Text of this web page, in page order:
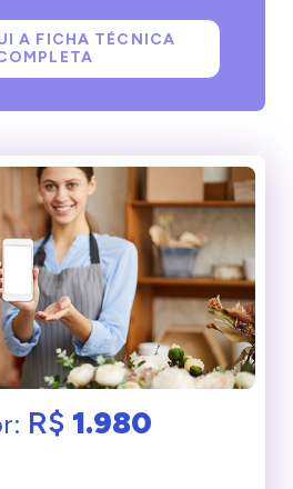
A FICHA TÉCNICA
R$ 1.980